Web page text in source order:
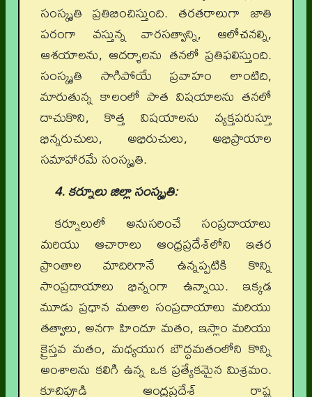
సంస్కృతి ప్రతిబించిస్తుంది. తరతరాలుగా జాతి
పరంగా వస్తున్న వారసత్వాన్ని, ఆలోచనల్ని,
ఆశయాలను, ఆదర్శాలను తనలో ప్రతిఫలిస్తుంది.
సంస్కృతి సాగిపోయే ప్రవాహం లాంటిది,
మారుతున్న కాలంలో పాత విషయాలను తనలో
దాచుకొని, కొత్త విషయాలను వ్యక్తపరుస్తూ
భిన్నరుచులు, అభిరుచులు, అభిప్రాయాల
సమాహారమే సంస్కృతి.
4. కర్నూలు జిల్లా సంస్కృతి:
కర్నూలులో అనుసరించే సంప్రదాయాలు
మరియు ఆచారాలు ఆంధ్రప్రదేశ్‌లోని ఇతర
ప్రాంతాల మాదిరిగానే ఉన్నప్పటికి కొన్ని
సాంప్రదాయాలు భిన్నంగా ఉన్నాయి. ఇక్కడ
మూడు ప్రధాన మతాల సంప్రదాయాలు మరియు
తత్వాలు, అనగా హిందూ మతం, ఇస్లాం మరియు
క్రైస్తవ మతం, మధ్యయుగ బౌద్ధమతంలోని కొన్ని
అంశాలను కలిగి ఉన్న ఒక ప్రత్యేకమైన మిశ్రమం.
కూచిపూడి ఆంధ్రప్రదేశ్ రాష్ట్ర